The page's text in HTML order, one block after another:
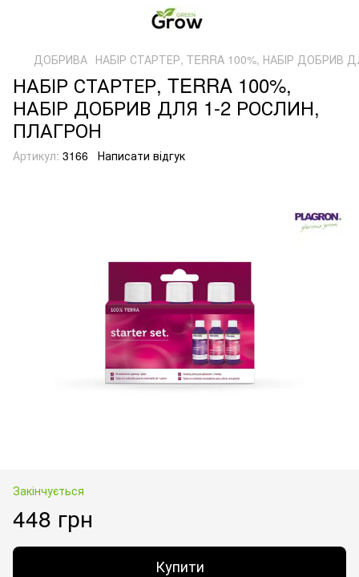
ДОБРИВА НАБІР СТАРТЕР, TERRA 100%, НАБІР ДОБРИВ
НАБІР СТАРТЕР, TERRA 100%,
НАБІР ДОБРИВ ДЛЯ 1-2 РОСЛИН,
ПЛАГРОН
Артикул: 3166 Написати відгук
Закінчується
448 грн
Купити